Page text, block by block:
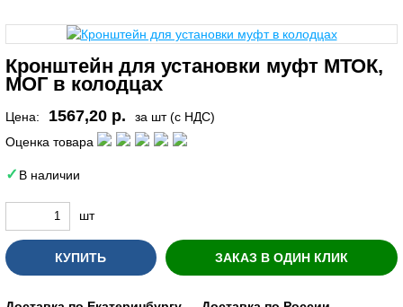
Кронштейн для установки муфт МТОК,
МОГ в колодцах
Цена: 1567,20 р.
за шт (с НДС)
Оценка товара
В наличии
шт
КУПИТЬ ЗАКАЗ В ОДИН КЛИК